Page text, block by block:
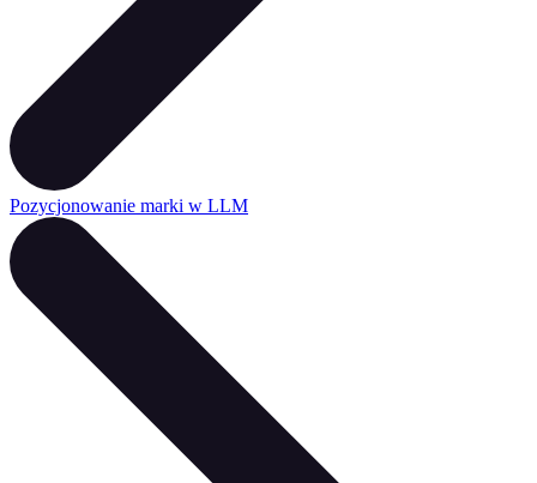
Pozycjonowanie marki w LLM